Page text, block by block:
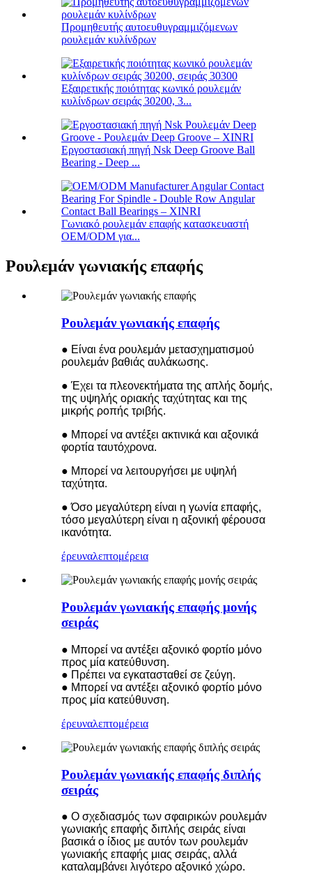
Προμηθευτής αυτοευθυγραμμιζόμενων
ρουλεμάν κυλίνδρων
Εξαιρετικής ποιότητας κωνικό ρουλεμάν
κυλίνδρων σειράς 30200, 3...
Εργοστασιακή πηγή Nsk Deep Groove Ball
Bearing - Deep ...
Γωνιακό ρουλεμάν επαφής κατασκευαστή
OEM/ODM για...
Ρουλεμάν γωνιακής επαφής
Ρουλεμάν γωνιακής επαφής
● Είναι ένα ρουλεμάν μετασχηματισμού
ρουλεμάν βαθιάς αυλάκωσης.
● Έχει τα πλεονεκτήματα της απλής δομής,
της υψηλής οριακής ταχύτητας και της
μικρής ροπής τριβής.
● Μπορεί να αντέξει ακτινικά και αξονικά
φορτία ταυτόχρονα.
● Μπορεί να λειτουργήσει με υψηλή
ταχύτητα.
● Όσο μεγαλύτερη είναι η γωνία επαφής,
τόσο μεγαλύτερη είναι η αξονική φέρουσα
ικανότητα.
έρευναλεπτομέρεια
Ρουλεμάν γωνιακής επαφής μονής
σειράς
● Μπορεί να αντέξει αξονικό φορτίο μόνο
προς μία κατεύθυνση.
● Πρέπει να εγκατασταθεί σε ζεύγη.
● Μπορεί να αντέξει αξονικό φορτίο μόνο
προς μία κατεύθυνση.
έρευναλεπτομέρεια
Ρουλεμάν γωνιακής επαφής διπλής
σειράς
● Ο σχεδιασμός των σφαιρικών ρουλεμάν
γωνιακής επαφής διπλής σειράς είναι
βασικά ο ίδιος με αυτόν των ρουλεμάν
γωνιακής επαφής μιας σειράς, αλλά
καταλαμβάνει λιγότερο αξονικό χώρο.